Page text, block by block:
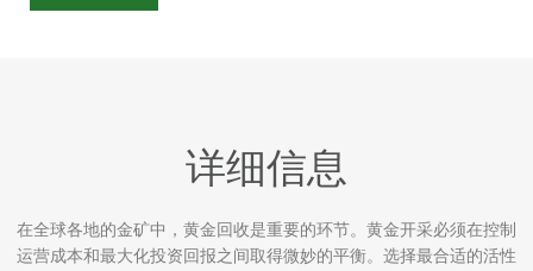
详细信息
在全球各地的金矿中，黄金回收是重要的环节。黄金开采必须在控制
运营成本和最大化投资回报之间取得微妙的平衡。选择最合适的活性